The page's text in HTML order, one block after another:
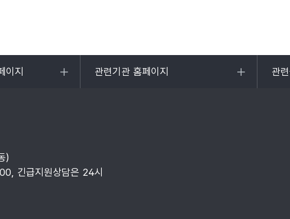
이지 관련기관 홈페이지
목록
관
목록
)
긴급지원상담은 24시